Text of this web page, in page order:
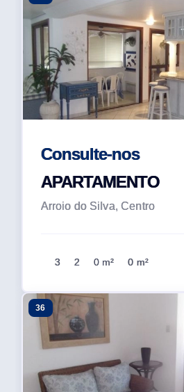
Consulte-nos
APARTAMENTO
Arroio do Silva, Centro
3 2 0 m² 0 m²
36